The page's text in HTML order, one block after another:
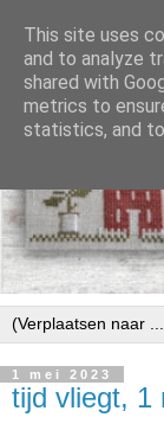
1 mei 2023
tijd vliegt, 1
This site uses
and to analyze
shared with
metrics to
statistics, and